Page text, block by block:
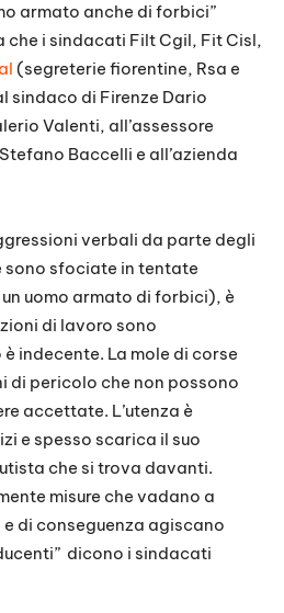
armato anche di forbici”
i sindacati Filt Cgil, Fit Cisl,
(segreterie fiorentine, Rsa e
sindaco di Firenze Dario
Valenti, all’assessore
Baccelli e all’azienda
verbali da parte degli
sono sfociate in tentate
uomo armato di forbici), è
di lavoro sono
indecente. La mole di corse
di pericolo che non possono
accettate. L’utenza è
e spesso scarica il suo
che si trova davanti.
misure che vadano a
di conseguenza agiscano
dicono i sindacati